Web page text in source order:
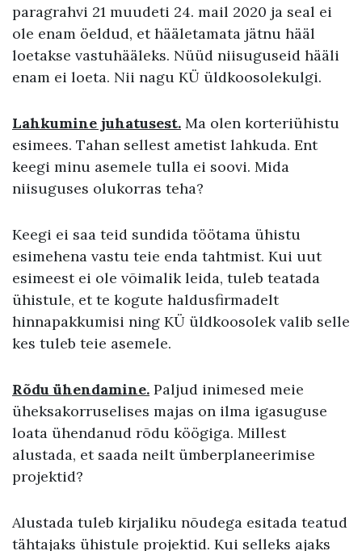
paragrahvi 21 muudeti 24. mail 2020 ja seal ei
ole enam öeldud, et hääletamata jätnu hääl
loetakse vastuhääleks. Nüüd niisuguseid hääli
enam ei loeta. Nii nagu KÜ üldkoosolekulgi.
Lahkumine juhatusest. Ma olen korteriühistu
esimees. Tahan sellest ametist lahkuda. Ent
keegi minu asemele tulla ei soovi. Mida
niisuguses olukorras teha?
Keegi ei saa teid sundida töötama ühistu
esimehena vastu teie enda tahtmist. Kui uut
esimeest ei ole võimalik leida, tuleb teatada
ühistule, et te kogute haldusfirmadelt
hinnapakkumisi ning KÜ üldkoosolek valib selle
kes tuleb teie asemele.
Rõdu ühendamine. Paljud inimesed meie
üheksakorruselises majas on ilma igasuguse
loata ühendanud rõdu köögiga. Millest
alustada, et saada neilt ümberplaneerimise
projektid?
Alustada tuleb kirjaliku nõudega esitada teatud
tähtajaks ühistule projektid. Kui selleks ajaks